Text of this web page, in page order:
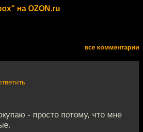
на OZON.ru
все комментарии
- просто потому, что мне